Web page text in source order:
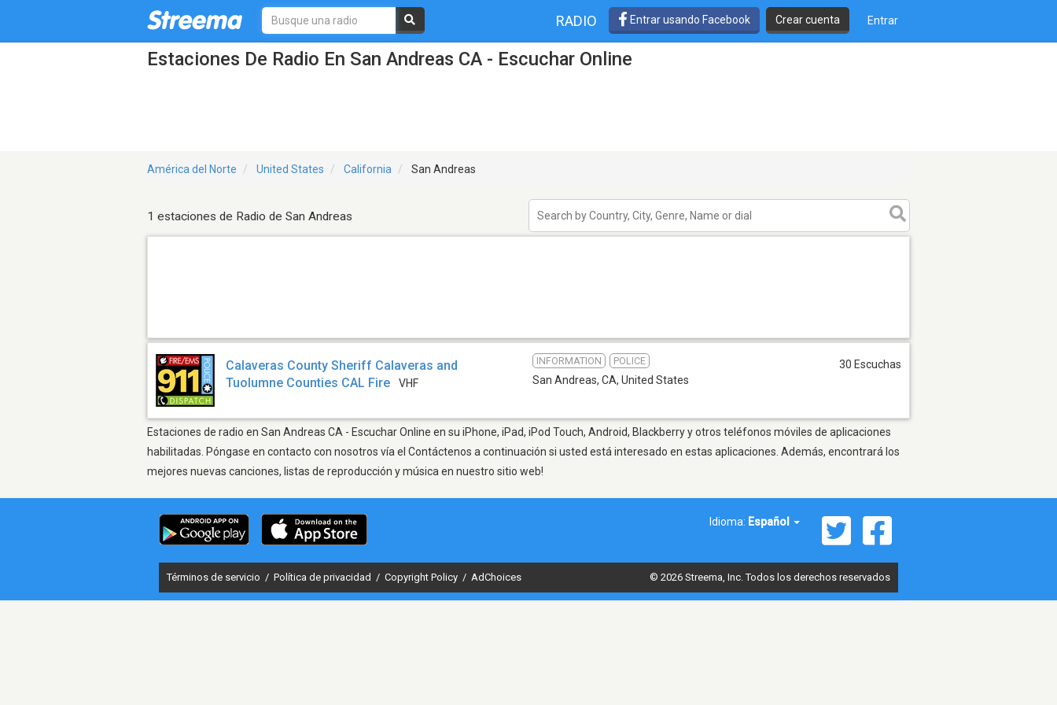
RADIO Entrar usando Facebook Crear cuenta Entrar
Estaciones De Radio En San Andreas CA - Escuchar Online
América del Norte United States California San Andreas
1 estaciones de Radio de San Andreas
Calaveras County Sheriff Calaveras and
Tuolumne Counties CAL Fire
VHF
INFORMATION POLICE
San Andreas, CA, United States
30 Escuchas
Estaciones de radio en San Andreas CA - Escuchar Online en su iPhone, iPad, iPod Touch, Android, Blackberry y otros teléfonos móviles de aplicaciones
habilitadas. Póngase en contacto con nosotros vía el Contáctenos a continuación si usted está interesado en estas aplicaciones. Además, encontrará los
mejores nuevas canciones, listas de reproducción y música en nuestro sitio web!
Idioma: Español
Términos de servicio / Política de privacidad / Copyright Policy / AdChoices © 2026 Streema, Inc. Todos los derechos reservados